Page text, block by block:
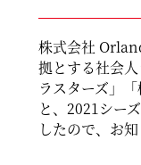
株式会社
拠とする社会
ラスターズ」
と、2021シー
したので、お知